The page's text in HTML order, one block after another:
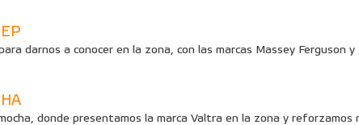
darnos a conocer en la zona, con las marcas Massey
donde presentamos la marca Valtra en la zona y